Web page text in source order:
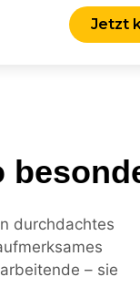
Jetzt
durchdachtes
– sie